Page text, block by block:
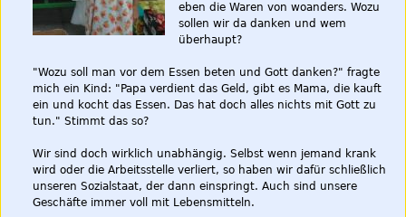
eben die Waren von woanders. Wozu
sollen wir da danken und wem
überhaupt?
"Wozu soll man vor dem Essen beten und Gott danken?" fragte
mich ein Kind: "Papa verdient das Geld, gibt es Mama, die kauft
ein und kocht das Essen. Das hat doch alles nichts mit Gott zu
tun." Stimmt das so?
Wir sind doch wirklich unabhängig. Selbst wenn jemand krank
wird oder die Arbeitsstelle verliert, so haben wir dafür schließlich
unseren Sozialstaat, der dann einspringt. Auch sind unsere
Geschäfte immer voll mit Lebensmitteln.